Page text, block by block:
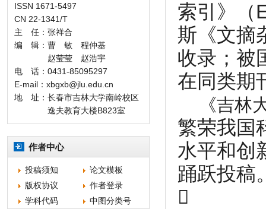
ISSN 1671-5497
CN 22-1341/T
主 任：张祥合
编 辑：曹 敏 程仲基
赵莹莹 赵浩宇
电 话：0431-85095297
E-mail：xbgxb@jlu.edu.cn
地 址：长春市吉林大学南岭校区
逸夫教育大楼B823室
作者中心
投稿须知
论文模板
版权协议
作者登录
学科代码
中图分类号
索引》（
斯《文摘
收录；被
在同类期
《吉林
繁荣我国
水平和创
踊跃投稿
